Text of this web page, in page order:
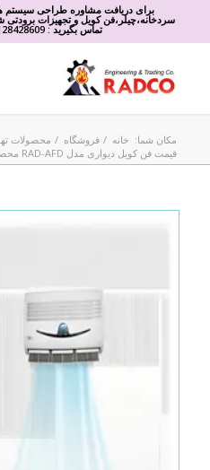
برای دریافت مشاوره طراحی سیستم
سردخانه،چیلر،فن کویل و تجهیزات برودتی
تماس بگیرید :
مکان شما: خانه / فروشگاه / محصولات
قیمت فن کویل دیواری مدل RAD-AFD محصول شرکت رادکو...